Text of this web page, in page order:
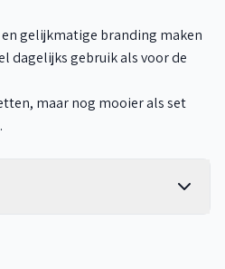
gelijkmatige branding maken
dagelijks gebruik als voor de
maar nog mooier als set